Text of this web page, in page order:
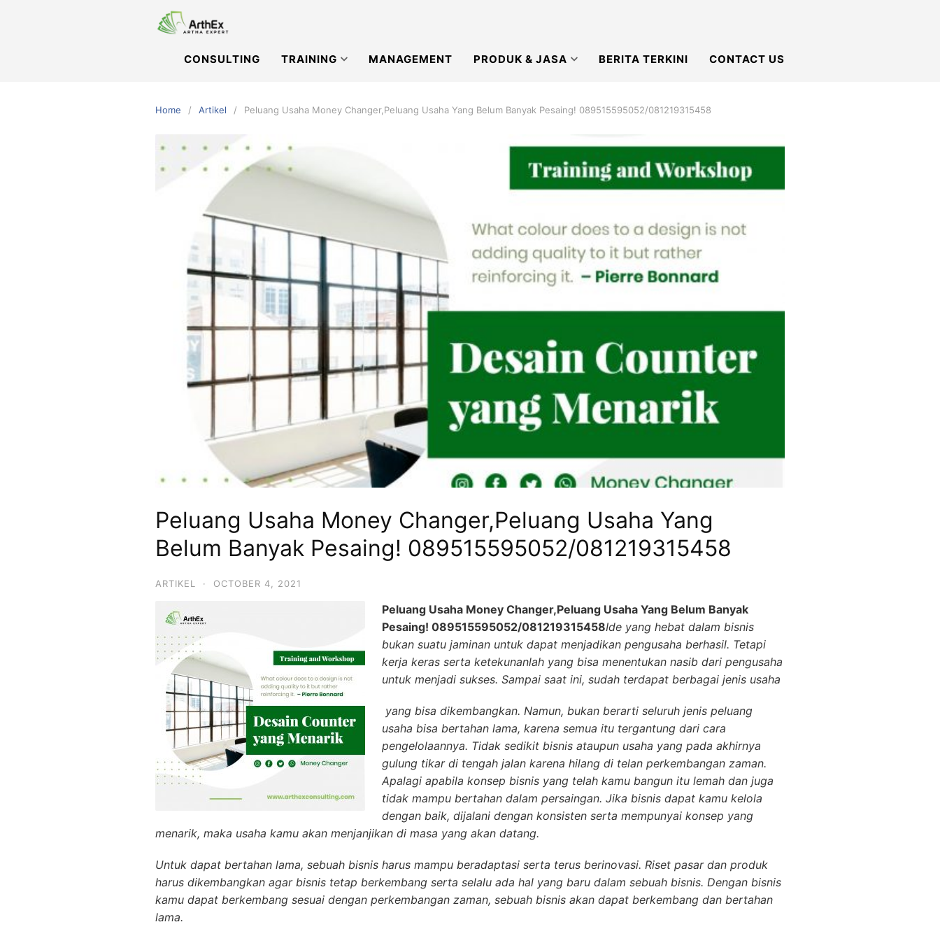
CONSULTING TRAINING MANAGEMENT PRODUK & JASA BERITA TERKINI CONTACT US
Home Artikel Peluang Usaha Money Changer,Peluang Usaha Yang Belum Banyak Pesaing! 089515595052/081219315458
Peluang Usaha Money Changer,Peluang Usaha Yang
Belum Banyak Pesaing! 089515595052/081219315458
ARTIKEL · OCTOBER 4, 2021
Peluang Usaha Money Changer,Peluang Usaha Yang Belum Banyak
Pesaing! 089515595052/081219315458Ide yang hebat dalam bisnis
bukan suatu jaminan untuk dapat menjadikan pengusaha berhasil. Tetapi
kerja keras serta ketekunanlah yang bisa menentukan nasib dari pengusaha
untuk menjadi sukses. Sampai saat ini, sudah terdapat berbagai jenis usaha
yang bisa dikembangkan. Namun, bukan berarti seluruh jenis peluang
usaha bisa bertahan lama, karena semua itu tergantung dari cara
pengelolaannya. Tidak sedikit bisnis ataupun usaha yang pada akhirnya
gulung tikar di tengah jalan karena hilang di telan perkembangan zaman.
Apalagi apabila konsep bisnis yang telah kamu bangun itu lemah dan juga
tidak mampu bertahan dalam persaingan. Jika bisnis dapat kamu kelola
dengan baik, dijalani dengan konsisten serta mempunyai konsep yang
menarik, maka usaha kamu akan menjanjikan di masa yang akan datang.
Untuk dapat bertahan lama, sebuah bisnis harus mampu beradaptasi serta terus berinovasi. Riset pasar dan produk
harus dikembangkan agar bisnis tetap berkembang serta selalu ada hal yang baru dalam sebuah bisnis. Dengan bisnis
kamu dapat berkembang sesuai dengan perkembangan zaman, sebuah bisnis akan dapat berkembang dan bertahan
lama.